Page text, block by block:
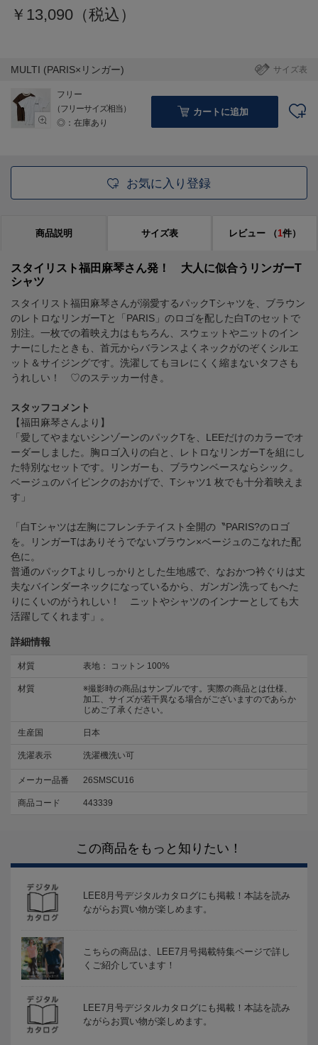
￥13,090（税込）
サイズ表
MULTI (PARIS×リンガー)
フリー
（フリーサイズ相当）
◎：在庫あり
カートに追加
お気に入り登録
商品説明 サイズ表 レビュー （1件）
スタイリスト福田麻琴さん発！ 大人に似合うリンガーT
シャツ
スタイリスト福田麻琴さんが溺愛するパックTシャツを、ブラウン
のレトロなリンガーTと「PARIS」のロゴを配した白Tのセットで
別注。一枚での着映え力はもちろん、スウェットやニットのイン
ナーにしたときも、首元からバランスよくネックがのぞくシルエ
ット＆サイジングです。洗濯してもヨレにくく縮まないタフさも
うれしい！ ♡のステッカー付き。
スタッフコメント
【福田麻琴さんより】
「愛してやまないシンゾーンのパックTを、LEEだけのカラーでオ
ーダーしました。胸ロゴ入りの白と、レトロなリンガーTを組にし
た特別なセットです。リンガーも、ブラウンベースならシック。
ベージュのパイピンクのおかげで、Tシャツ1 枚でも十分着映えま
す」
「白Tシャツは左胸にフレンチテイスト全開の〝PARIS?のロゴ
を。リンガーTはありそうでないブラウン×ベージュのこなれた配
色に。
普通のパックTよりしっかりとした生地感で、なおかつ衿ぐりは丈
夫なバインダーネックになっているから、ガンガン洗ってもへた
りにくいのがうれしい！ ニットやシャツのインナーとしても大
活躍してくれます」。
詳細情報
材質 表地： コットン 100%
材質
※撮影時の商品はサンプルです。実際の商品とは仕様、
加工、サイズが若干異なる場合がございますのであらか
じめご了承ください。
生産国 日本
洗濯表示 洗濯機洗い可
メーカー品番 26SMSCU16
商品コード 443339
この商品をもっと知りたい！
LEE8月号デジタルカタログにも掲載！本誌を読み
ながらお買い物が楽しめます。
こちらの商品は、LEE7月号掲載特集ページで詳し
くご紹介しています！
LEE7月号デジタルカタログにも掲載！本誌を読み
ながらお買い物が楽しめます。